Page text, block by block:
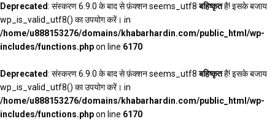
Deprecated: संस्करण 6.9.0 के बाद से फ़ंक्शन seems_utf8बहिष्कृतहै! इसके बजाय
wp_is_valid_utf8() का उपयोग करें। in
/home/u888153276/domains/khabarhardin.com/public_html/wp-
includes/functions.phpon line 6170
Deprecated: संस्करण 6.9.0 के बाद से फ़ंक्शन seems_utf8बहिष्कृतहै! इसके बजाय
wp_is_valid_utf8() का उपयोग करें। in
/home/u888153276/domains/khabarhardin.com/public_html/wp-
includes/functions.phpon line 6170